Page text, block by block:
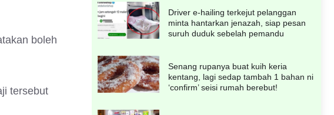
boleh
tersebut
Driver e-hailing terkejut pelanggan
minta hantarkan jenazah, siap pesan
suruh duduk sebelah pemandu
Senang rupanya buat kuih keria
kentang, lagi sedap tambah 1 bahan ni
‘confirm’ seisi rumah berebut!